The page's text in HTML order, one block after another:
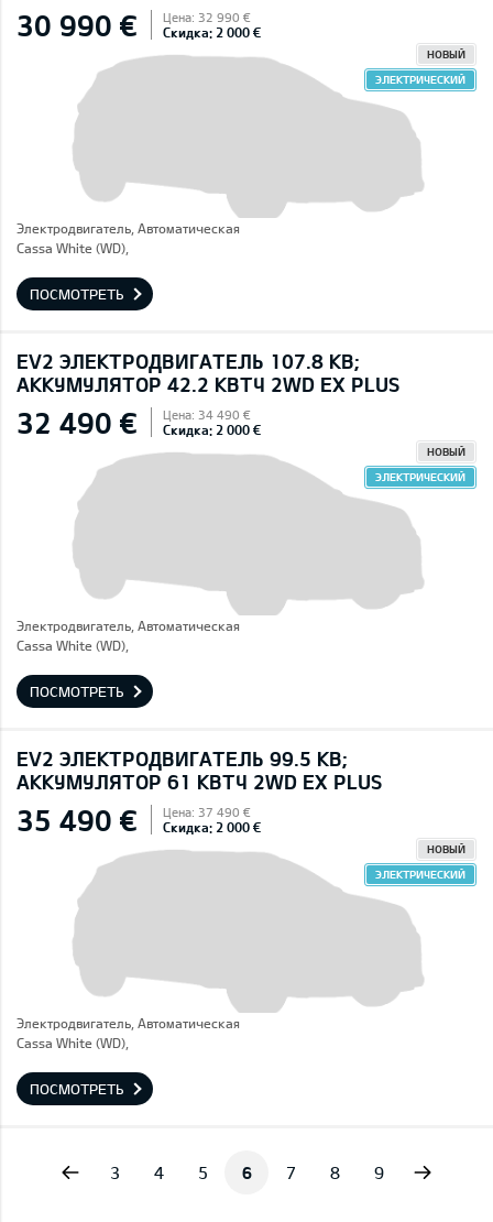
30 990 € Цена: 32 990 €
Скидка: 2 000 €
НОВЫЙ
ЭЛЕКТРИЧЕСКИЙ
Электродвигатель, Автоматическая
Cassa White (WD),
ПОСМОТРЕТЬ
EV2 ЭЛЕКТРОДВИГАТЕЛЬ 107.8 КВ;
AККУМУЛЯТОР 42.2 КВТЧ 2WD EX PLUS
32 490 € Цена: 34 490 €
Скидка: 2 000 €
НОВЫЙ
ЭЛЕКТРИЧЕСКИЙ
Электродвигатель, Автоматическая
Cassa White (WD),
ПОСМОТРЕТЬ
EV2 ЭЛЕКТРОДВИГАТЕЛЬ 99.5 КВ;
AККУМУЛЯТОР 61 КВТЧ 2WD EX PLUS
35 490 € Цена: 37 490 €
Скидка: 2 000 €
НОВЫЙ
ЭЛЕКТРИЧЕСКИЙ
Электродвигатель, Автоматическая
Cassa White (WD),
ПОСМОТРЕТЬ
3 4 5 6 7 8 9